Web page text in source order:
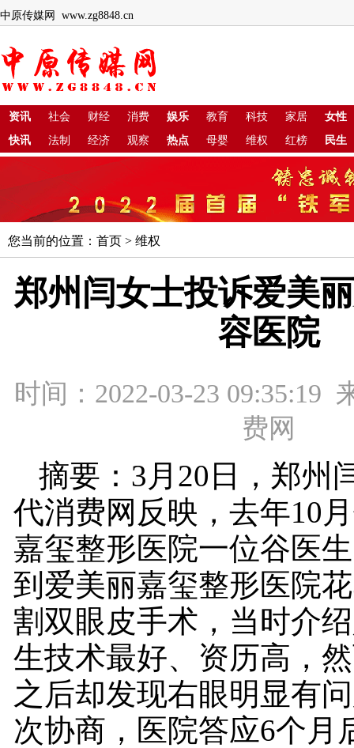
中原传媒网 www.zg8848.cn
资讯 社会 财经 消费 娱乐 教育 科技 家居
女性
快讯
法制 经济 观察 热点 母婴 维权 红榜 民生
您当前的位置： 首页 > 维权
郑州闫女士投诉爱美
容医院
时间：2022-03-23 09:35:19
费网
摘要：3月20日，郑州
代消费网反映，去年10
嘉玺整形医院一位谷医
到爱美丽嘉玺整形医院
割双眼皮手术，当时介
生技术最好、资历高，
之后却发现右眼明显有
次协商，医院答应6个月